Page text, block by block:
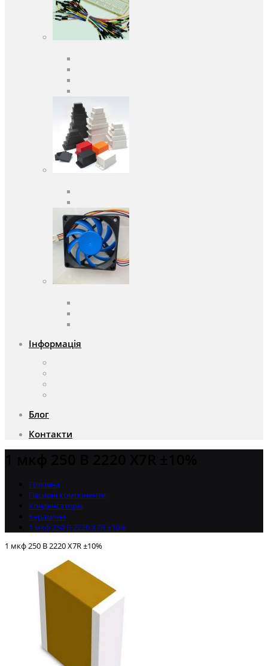
Інформація
Блог
Контакти
Головна
Пасивні компоненти
Конденсаторы
Керамічні
1 мкф 250 В 2220 X7R ±10%
1 мкф 250 В 2220 X7R ±10%